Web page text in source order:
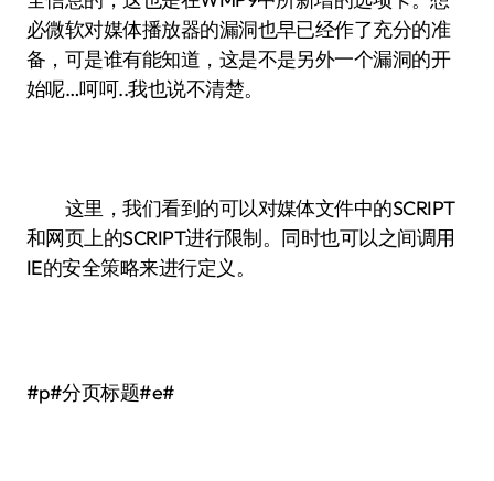
必微软对媒体播放器的漏洞也早已经作了充分的准
备，可是谁有能知道，这是不是另外一个漏洞的开
始呢…呵呵..我也说不清楚。
这里，我们看到的可以对媒体文件中的SCRIPT
和网页上的SCRIPT进行限制。同时也可以之间调用
IE的安全策略来进行定义。
#p#分页标题#e#